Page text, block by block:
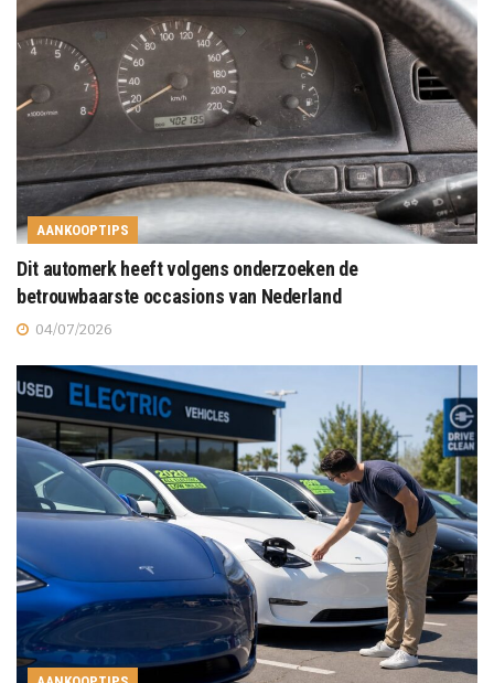
AANKOOPTIPS
Dit automerk heeft volgens onderzoeken de
betrouwbaarste occasions van Nederland
04/07/2026